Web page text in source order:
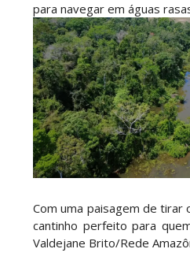
para navegar em águas
Com uma paisagem de tirar
cantinho perfeito para
Valdejane Brito/Rede